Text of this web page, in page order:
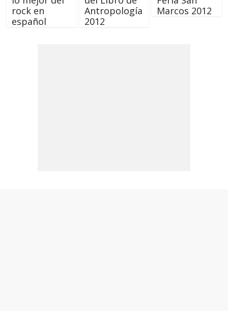
rock en
español
Antropología
2012
Marcos 2012